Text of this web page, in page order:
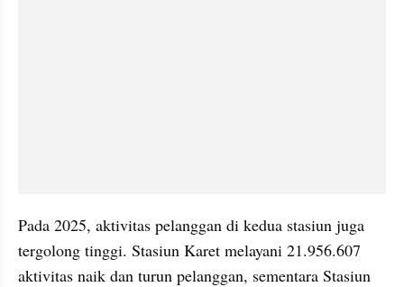
Pada 2025, aktivitas pelanggan di kedua stasiun juga
tergolong tinggi. Stasiun Karet melayani 21.956.607
aktivitas naik dan turun pelanggan, sementara Stasiun